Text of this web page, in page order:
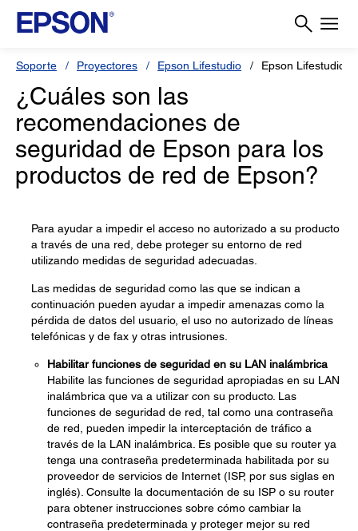
Soporte Proyectores Epson Lifestudio Epson Lifestudio
¿Cuáles son las
recomendaciones de
seguridad de Epson para los
productos de red de Epson?
Para ayudar a impedir el acceso no autorizado a su producto
a través de una red, debe proteger su entorno de red
utilizando medidas de seguridad adecuadas.
Las medidas de seguridad como las que se indican a
continuación pueden ayudar a impedir amenazas como la
pérdida de datos del usuario, el uso no autorizado de líneas
telefónicas y de fax y otras intrusiones.
Habilitar funciones de seguridad en su LAN inalámbrica
Habilite las funciones de seguridad apropiadas en su LAN
inalámbrica que va a utilizar con su producto. Las
funciones de seguridad de red, tal como una contraseña
de red, pueden impedir la interceptación de tráfico a
través de la LAN inalámbrica. Es posible que su router ya
tenga una contraseña predeterminada habilitada por su
proveedor de servicios de Internet (ISP, por sus siglas en
inglés). Consulte la documentación de su ISP o su router
para obtener instrucciones sobre cómo cambiar la
contraseña predeterminada y proteger mejor su red